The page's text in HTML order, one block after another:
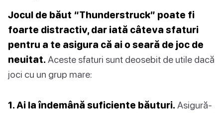
Jocul de băut “Thunderstruck” poate fi
foarte distractiv, dar iată câteva sfaturi
pentru a te asigura că ai o seară de joc de
neuitat. Aceste sfaturi sunt deosebit de utile dacă
joci cu un grup mare:
1. Ai la îndemână suficiente băuturi. Asigură-